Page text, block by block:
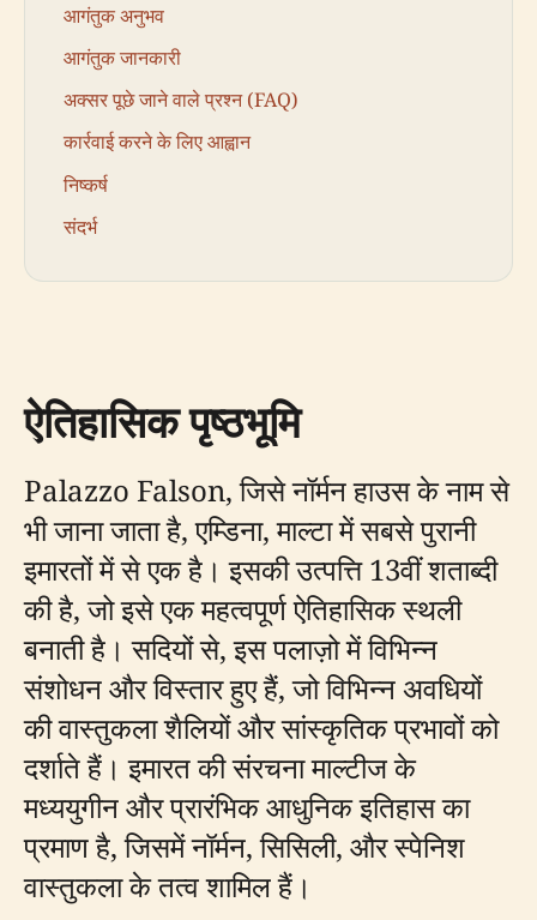
आगंतुक अनुभव
आगंतुक जानकारी
अक्सर पूछे जाने वाले प्रश्न (FAQ)
कार्रवाई करने के लिए आह्वान
निष्कर्ष
संदर्भ
ऐतिहासिक पृष्ठभूमि
Palazzo Falson, जिसे नॉर्मन हाउस के नाम से
भी जाना जाता है, एम्डिना, माल्टा में सबसे पुरानी
इमारतों में से एक है। इसकी उत्पत्ति 13वीं शताब्दी
की है, जो इसे एक महत्वपूर्ण ऐतिहासिक स्थली
बनाती है। सदियों से, इस पलाज़ो में विभिन्न
संशोधन और विस्तार हुए हैं, जो विभिन्न अवधियों
की वास्तुकला शैलियों और सांस्कृतिक प्रभावों को
दर्शाते हैं। इमारत की संरचना माल्टीज के
मध्ययुगीन और प्रारंभिक आधुनिक इतिहास का
प्रमाण है, जिसमें नॉर्मन, सिसिली, और स्पेनिश
वास्तुकला के तत्व शामिल हैं।